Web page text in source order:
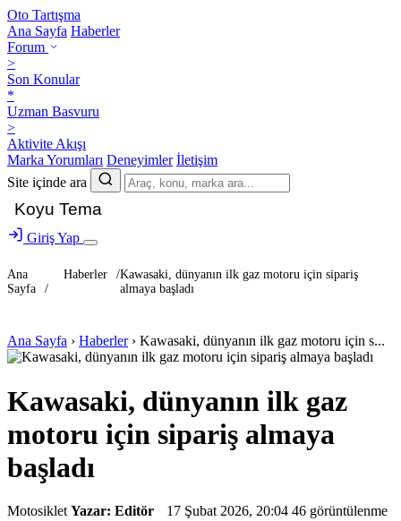
Oto Tartışma
Ana Sayfa Haberler
Forum
>
Son Konular
*
Uzman Basvuru
>
Aktivite Akışı
Marka Yorumları Deneyimler İletişim
Site içinde ara
Koyu Tema
Giriş Yap
Ana
Sayfa
/
Haberler /Kawasaki, dünyanın ilk gaz motoru için sipariş
almaya başladı
Ana Sayfa › Haberler › Kawasaki, dünyanın ilk gaz motoru için s...
Kawasaki, dünyanın ilk gaz
motoru için sipariş almaya
başladı
Motosiklet Yazar: Editör 17 Şubat 2026, 20:04 46 görüntülenme